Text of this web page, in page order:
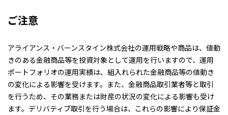
ご注意
アライアンス・バーンスタイン株式会社の運用戦略や商品は、値動
きのある金融商品等を投資対象として運用を行いますので、運用
ポートフォリオの運用実績は、組入れられた金融商品等の値動き
の変化による影響を受けます。また、金融商品取引業者等と取引
を行うため、その業務または財産の状況の変化による影響も受け
ます。デリバティブ取引を行う場合は、これらの影響により保証金